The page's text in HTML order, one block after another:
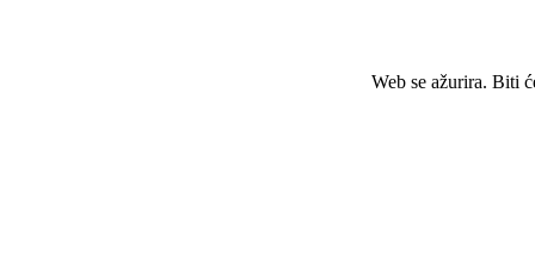
Web se ažurira. Biti